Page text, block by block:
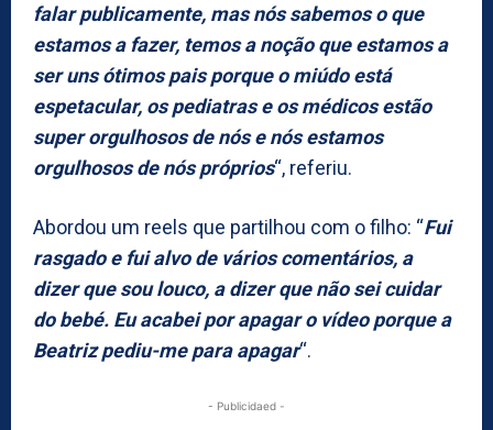
falar publicamente, mas nós sabemos o que
estamos a fazer, temos a noção que estamos a
ser uns ótimos pais porque o miúdo está
espetacular, os pediatras e os médicos estão
super orgulhosos de nós e nós estamos
orgulhosos de nós próprios“, referiu.
Abordou um reels que partilhou com o filho: “Fui
rasgado e fui alvo de vários comentários, a
dizer que sou louco, a dizer que não sei cuidar
do bebé. Eu acabei por apagar o vídeo porque a
Beatriz pediu-me para apagar“.
- Publicidaed -